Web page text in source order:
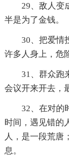
29、敌人变
半是为了金钱。
30、把爱情
许多人身上，危
31、群众跑
会议开来开去，
32、在对的
时间，遇见错的
人，是一段荒唐
息。